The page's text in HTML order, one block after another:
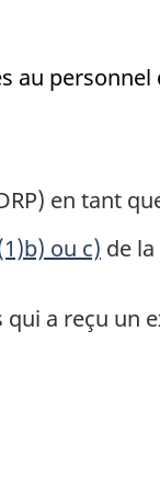
personnel
en tant
ou c) de la
a reçu un